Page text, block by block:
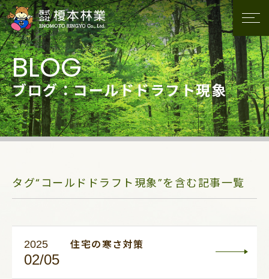
ブログ：コールドドラフト現象
タグ“コールドドラフト現象”を含む記事一覧
2025
02/05
住宅の寒さ対策